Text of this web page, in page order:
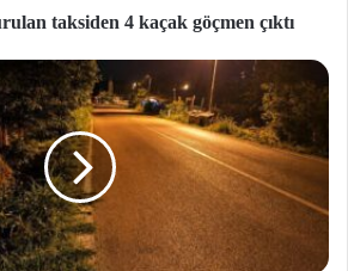
taksiden 4 kaçak göçmen çıktı